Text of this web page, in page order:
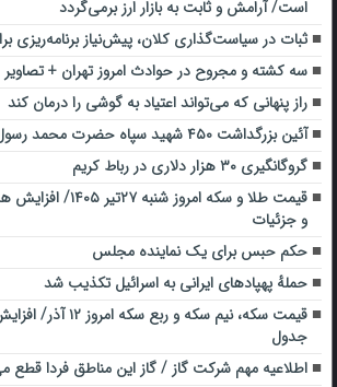
است/ آرامش و ثابت به بازار ارز برمی‌گردد
ثبات در سیاست‌گذاری کلان، پیش‌نیاز برنامه‌ریزی
سه کشته و مجروح در حوادث امروز تهران + تصاویر
راز پنهانی که می‌تواند اعتیاد به گوشی را درمان کند
آئین بزرگداشت ۴۵۰ شهید سپاه حضرت محمد رسول‌الله برگزار شد
گروگانگیری ۳۰ هزار دلاری در رباط کریم
قیمت طلا و سکه امروز
و جزئیات
حکم حبس برای یک نماینده مجلس
حملهٔ پهپادهای ایرانی به اسرائیل تکذیب شد
قیمت سکه، نیم سکه و ربع
جدول
اطلاعیه مهم شرکت گاز / گاز این مناطق فردا قطع